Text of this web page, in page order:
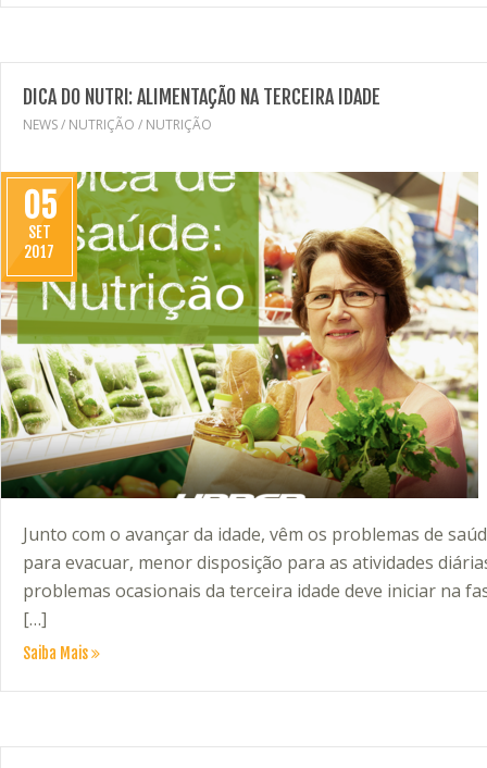
DICA DO NUTRI: ALIMENTAÇÃO NA TERCEIRA IDADE
NEWS/ NUTRIÇÃO / NUTRIÇÃO
05
SET
2017
Junto com o avançar da idade, vêm os problemas de
para evacuar, menor disposição para as atividades
problemas ocasionais da terceira idade deve iniciar na
[…]
Saiba Mais